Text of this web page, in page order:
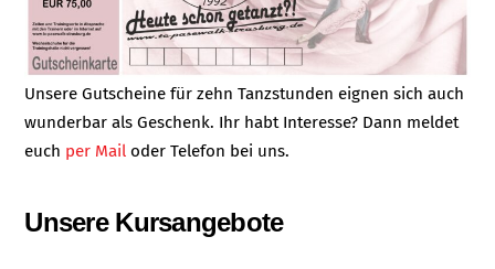
Unsere Gutscheine für zehn Tanzstunden eignen sich auch
wunderbar als Geschenk. Ihr habt Interesse? Dann meldet
euch per Mailoder Telefon bei uns.
Unsere Kursangebote